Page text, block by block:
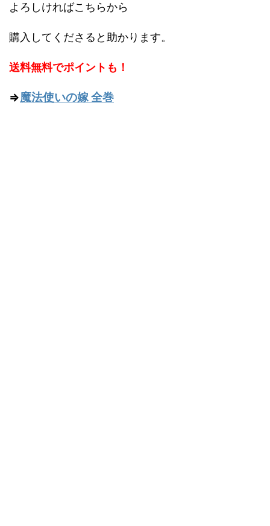
よろしければこちらから
購入してくださると助かります。
送料無料でポイントも！
⇒魔法使いの嫁 全巻